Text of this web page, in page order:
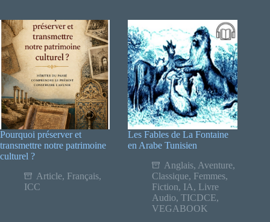
Pourquoi préserver et
transmettre notre patrimoine
culturel ?
Article, Français,
ICC
Les Fables de La Fontaine
en Arabe Tunisien
Anglais, Aventure,
Classique, Femmes,
Fiction, IA, Livre
Audio,TICDCE,
VEGABOOK